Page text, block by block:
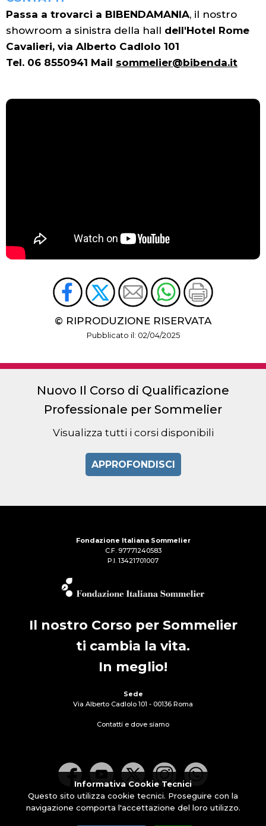
Passa a trovarci a BIBENDAMANIA, il nostro
showroom a sinistra della hall dell'Hotel Rome
Cavalieri, via Alberto Cadlolo 101
Tel. 06 8550941 Mail sommelier@bibenda.it
© RIPRODUZIONE RISERVATA
Pubblicato il: 02/04/2025
Nuovo Il Corso di Qualificazione
Professionale per Sommelier
Visualizza tutti i corsi disponibili
APPROFONDISCI
Fondazione Italiana Sommelier
C.F. 97771240583
P.I. 13421701007
Il nostro Corso per Sommelier
ti cambia la vita.
In meglio!
Sede
Via Alberto Cadlolo 101 - 00136 Roma
Contatti e dove siamo
powered by Artisticom
Informativa Cookie Tecnici
Questo sito utilizza cookie tecnici. Proseguire con la
navigazione comporta l'accettazione del loro utilizzo.